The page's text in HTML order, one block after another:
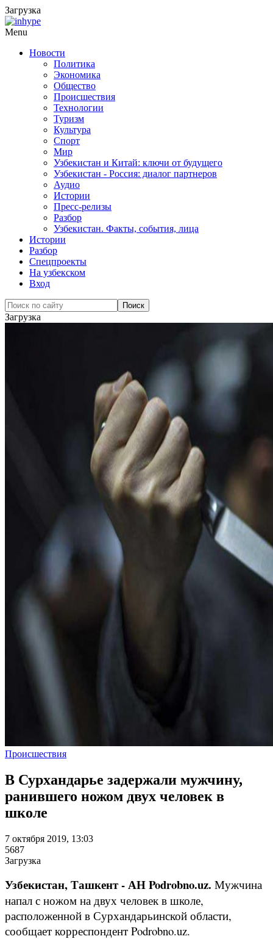
Загрузка
Menu
Новости
Политика
Экономика
Общество
Происшествия
Технологии
Туризм
Культура
Спорт
Мир
Узбекистан и Китай: ключи от будущего
Узбекистан - Россия: диалог партнеров
Аудио
Истории
Пресс-релизы
Разбор
Узбекистан. Факты, события, лица
Истории
Разбор
Спецпроекты
На узбекском
Вход
Загрузка
Происшествия
В Сурхандарье задержали мужчину,
ранившего ножом двух человек в
школе
7 октября 2019, 13:03
5687
Загрузка
Узбекистан, Ташкент - АН Podrobno.uz. Мужчина
напал с ножом на двух человек в школе,
расположенной в Сурхандарьинской области,
сообщает корреспондент Podrobno.uz.